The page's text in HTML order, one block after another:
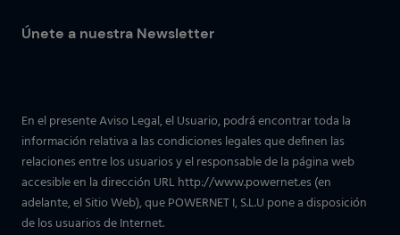
Únete a nuestra Newsletter
En el presente Aviso Legal, el Usuario, podrá encontrar toda la
información relativa a las condiciones legales que definen las
relaciones entre los usuarios y el responsable de la página web
accesible en la dirección URL http://www.powernet.es (en
adelante, el Sitio Web), que POWERNET I, S.L.U pone a disposición
de los usuarios de Internet.